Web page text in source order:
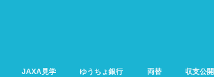
JAXA見学 ゆうちょ銀行 両替 収支公開